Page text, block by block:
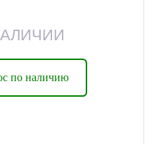
по наличию